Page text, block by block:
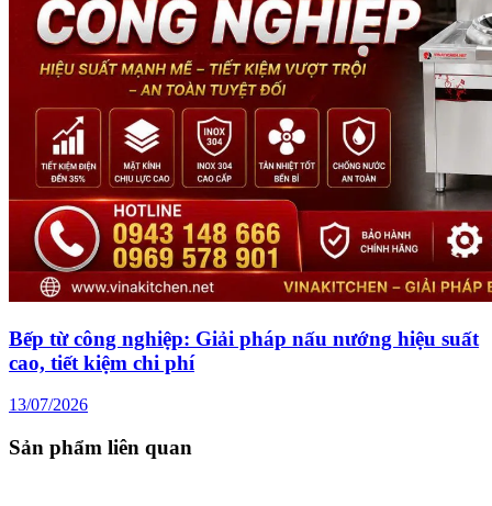
Bếp từ công nghiệp: Giải pháp nấu nướng hiệu suất
cao, tiết kiệm chi phí
13/07/2026
Sản phẩm liên quan